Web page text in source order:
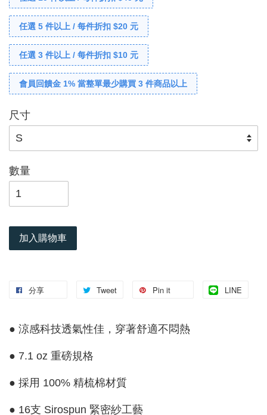
任選 5 件以上 / 每件折扣 $20 元
任選 3 件以上 / 每件折扣 $10 元
會員回饋金 1% 當整單最少購買 3 件商品以上
尺寸
數量
加入購物車
分享 Tweet Pin it LINE
● 涼感科技透氣性佳，穿著舒適不悶熱
● 7.1 oz 重磅規格
● 採用 100% 精梳棉材質
● 16支 Sirospun 緊密紗工藝